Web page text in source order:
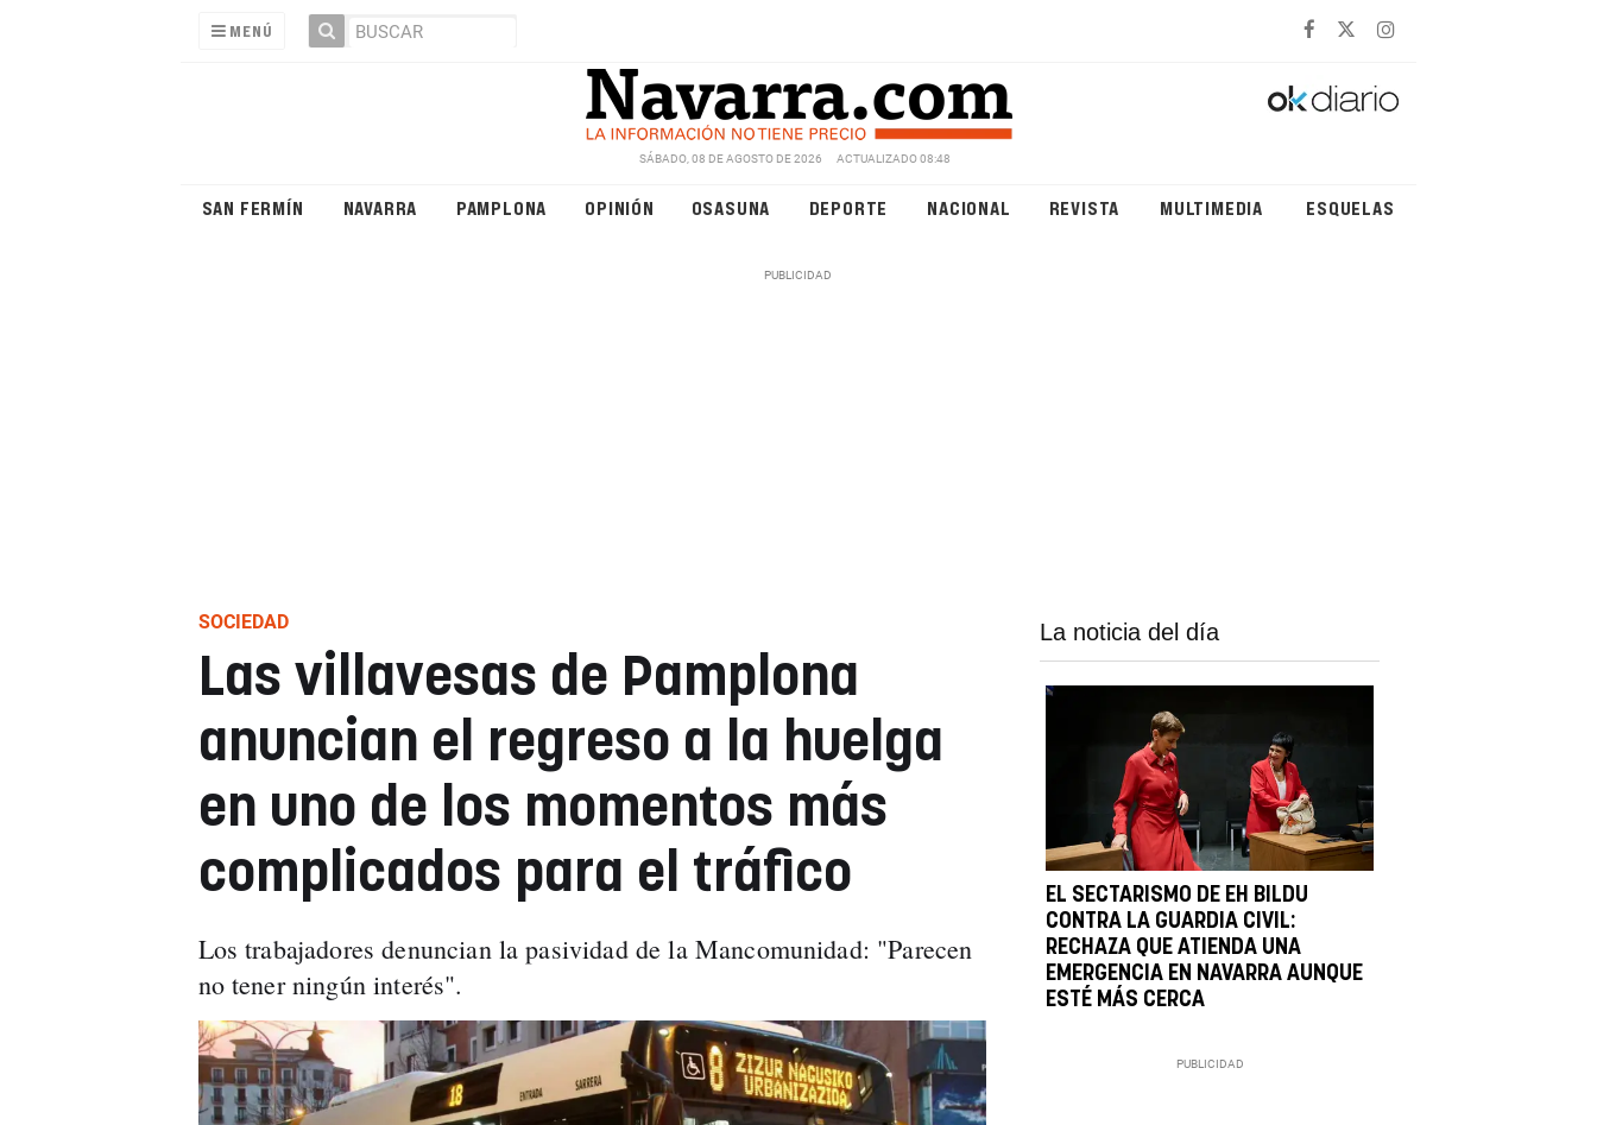
MENÚ
SÁBADO, 08 DE AGOSTO DE 2026 ACTUALIZADO 08:48
SAN FERMÍN NAVARRA PAMPLONA OPINIÓN OSASUNA DEPORTE NACIONAL REVISTA MULTIMEDIA ESQUELAS
SOCIEDAD
Las villavesas de Pamplona
anuncian el regreso a la huelga
en uno de los momentos más
complicados para el tráfico
Los trabajadores denuncian la pasividad de la Mancomunidad: "Parecen
no tener ningún interés".
La noticia del día
EL SECTARISMO DE EH BILDU
CONTRA LA GUARDIA CIVIL:
RECHAZA QUE ATIENDA UNA
EMERGENCIA EN NAVARRA AUNQUE
ESTÉ MÁS CERCA